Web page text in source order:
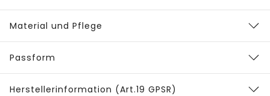
Material und Pflege
Passform
Herstellerinformation (Art.19 GPSR)